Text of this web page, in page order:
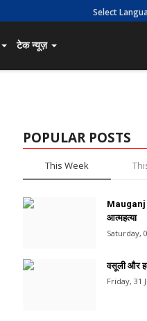
Select
टेक न्यूज़
POPULAR POSTS
This Week
Mauganj
आत्महत्या
Saturday,
वसूली और
Friday, 31